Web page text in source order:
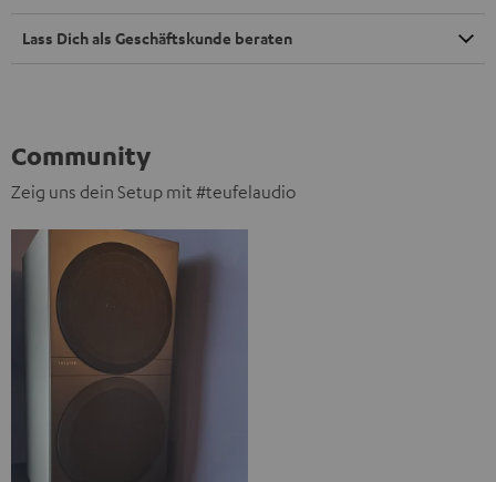
Lass Dich als Geschäftskunde beraten
Community
Zeig uns dein Setup mit #teufelaudio